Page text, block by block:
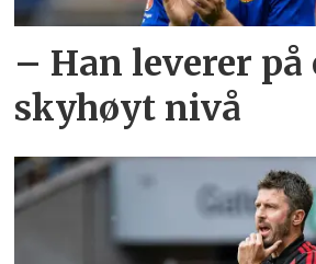
– Han leverer på
skyhøyt nivå